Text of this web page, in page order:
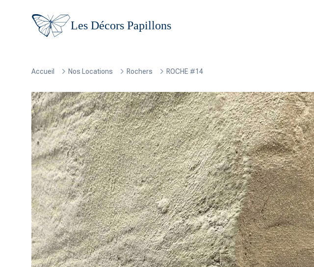
Les Décors Papillons
Accueil Nos Locations Rochers ROCHE #14